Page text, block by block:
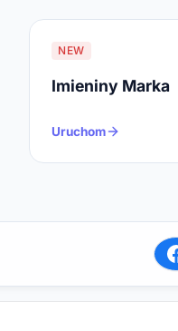
NEW
Imieniny Marka
Uruchom